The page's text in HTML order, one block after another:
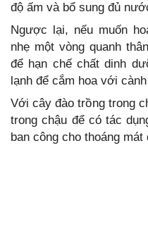
độ ấm và bổ sung đủ
Ngược lại, nếu muốn
nhẹ một vòng quanh
để hạn chế chất dinh
lạnh để cắm hoa với
Với cây đào trồng trong
trong chậu để có tác
ban công cho thoáng